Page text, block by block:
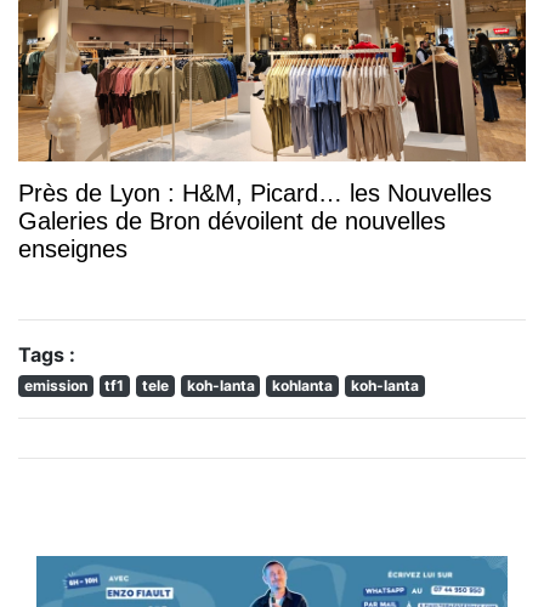
Près de Lyon : H&M, Picard… les Nouvelles
Galeries de Bron dévoilent de nouvelles
enseignes
Tags :
emission tf1 tele koh-lanta kohlanta koh-lanta